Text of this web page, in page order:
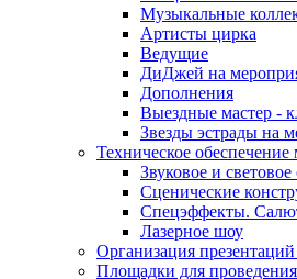
Музыкальные
Артисты цирка
Ведущие
ДиДжей на
Дополнения
Выездные мастер -
Звезды эстрады на
Техническое
Звуковое и
Сценические
Спецэффекты.
Лазерное шоу
Организация
Площадки для